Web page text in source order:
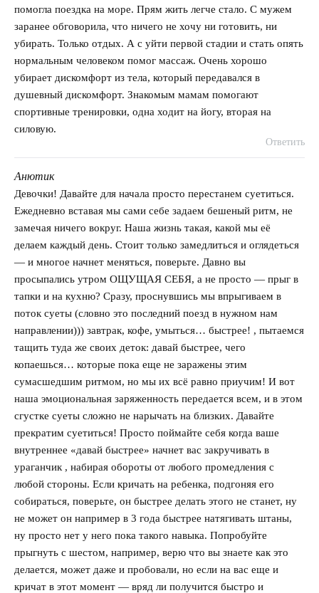
помогла поездка на море. Прям жить легче стало. С мужем
заранее обговорила, что ничего не хочу ни готовить, ни
убирать. Только отдых. А с уйти первой стадии и стать опять
нормальным человеком помог массаж. Очень хорошо
убирает дискомфорт из тела, который передавался в
душевный дискомфорт. Знакомым мамам помогают
спортивные тренировки, одна ходит на йогу, вторая на
силовую.
Ответить
Анютик
говорит:
Девочки! Давайте для начала просто перестанем суетиться.
Ежедневно вставая мы сами себе задаем бешеный ритм, не
замечая ничего вокруг. Наша жизнь такая, какой мы её
делаем каждый день. Стоит только замедлиться и оглядеться
— и многое начнет меняться, поверьте. Давно вы
просыпались утром ОЩУЩАЯ СЕБЯ, а не просто — прыг в
тапки и на кухню? Сразу, проснувшись мы впрыгиваем в
поток суеты (словно это последний поезд в нужном нам
направлении))) завтрак, кофе, умыться… быстрее! , пытаемся
тащить туда же своих деток: давай быстрее, чего
копаешься… которые пока еще не заражены этим
сумасшедшим ритмом, но мы их всё равно приучим! И вот
наша эмоциональная заряженность передается всем, и в этом
сгустке суеты сложно не нарычать на близких. Давайте
прекратим суетиться! Просто поймайте себя когда ваше
внутреннее «давай быстрее» начнет вас закручивать в
ураганчик , набирая обороты от любого промедления с
любой стороны. Если кричать на ребенка, подгоняя его
собираться, поверьте, он быстрее делать этого не станет, ну
не может он например в 3 года быстрее натягивать штаны,
ну просто нет у него пока такого навыка. Попробуйте
прыгнуть с шестом, например, верю что вы знаете как это
делается, может даже и пробовали, но если на вас еще и
кричат в этот момент — вряд ли получится быстро и